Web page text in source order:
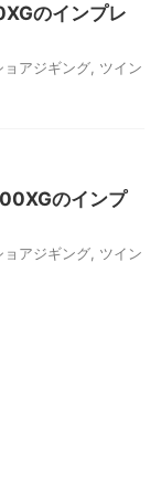
のインプレ
ョアジギング ツイン
のインプ
ョアジギング ツイン